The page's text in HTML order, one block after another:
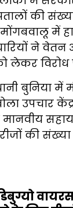
की
में
ने वेतन
विरोध
बुनिया में
उपचार
मानवीय
की